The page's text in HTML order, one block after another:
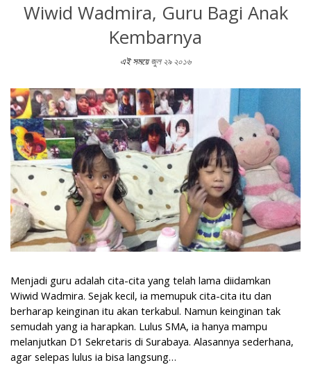
Wiwid Wadmira, Guru Bagi Anak
Kembarnya
এই সময়েজুল ২৯ ২০১৬
Wiwid Wadmira, Guru Bagi Anak Kembarnya
Menjadi guru adalah cita-cita yang telah lama diidamkan
Wiwid Wadmira. Sejak kecil, ia memupuk cita-cita itu dan
berharap keinginan itu akan terkabul. Namun keinginan tak
semudah yang ia harapkan. Lulus SMA, ia hanya mampu
melanjutkan D1 Sekretaris di Surabaya. Alasannya sederhana,
agar selepas lulus ia bisa langsung…